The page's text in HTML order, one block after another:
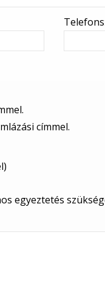
címmel.
egyeztetés